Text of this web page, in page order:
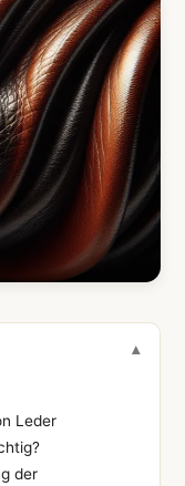
Leder
der